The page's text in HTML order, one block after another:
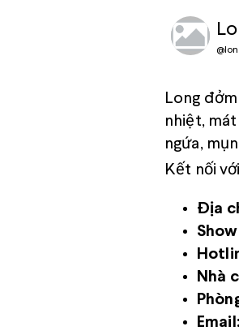
@
Long
nhiệt,
ngứa,
Kết nối
Địa
Nhà
Email: